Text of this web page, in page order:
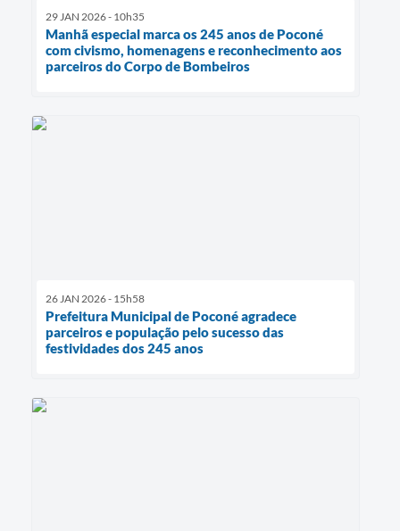
29 JAN 2026 - 10h35
Manhã especial marca os 245 anos de Poconé
com civismo, homenagens e reconhecimento aos
parceiros do Corpo de Bombeiros
26 JAN 2026 - 15h58
Prefeitura Municipal de Poconé agradece
parceiros e população pelo sucesso das
festividades dos 245 anos